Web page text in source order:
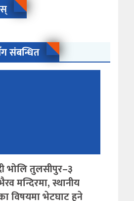
संबन्धित
तुलसीपुर–३
मन्दिरमा, स्थानीय
विषयमा भेटघाट हुने